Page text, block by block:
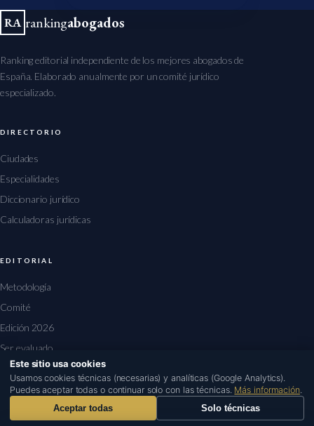
RA rankingabogados
Ranking editorial independiente de los mejores abogados de
España. Elaborado anualmente por un comité jurídico
especializado.
DIRECTORIO
Ciudades
Especialidades
Diccionario jurídico
Calculadoras jurídicas
EDITORIAL
Metodología
Comité
Edición 2026
Ser evaluado
© 2026 rankingabogados.es · Edición 2026 Aviso legalPrivacidadCookiesContacto
Este sitio usa cookies
Usamos cookies técnicas (necesarias) y analíticas (Google Analytics).
Puedes aceptar todas o continuar solo con las técnicas. Más información.
Aceptar todas
Solo técnicas